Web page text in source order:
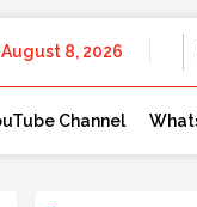
August 8, 2026
Channel